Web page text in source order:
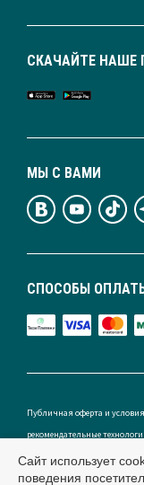
СПОСОБЫ
МЫ С ВАМИ
СКАЧАЙТЕ НАШЕ
Публичная оферта и
рекомендательные
Сайт использует
поведения